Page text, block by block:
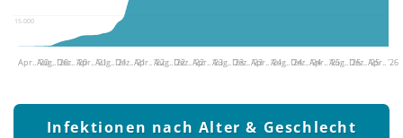
15.000
Apr.. '20Aug.. '20Dez.. '20Apr.. '21Aug.. '21Dez.. '21Apr.. '22Aug.. '22Dez.. '22Apr.. '23Aug.. '23Dez.. '23Apr.. '24Aug.. '24Dez.. '24Apr.. '25Aug.. '25Dez.. '25Apr.. '26
Infektionen nach Alter & Geschlecht